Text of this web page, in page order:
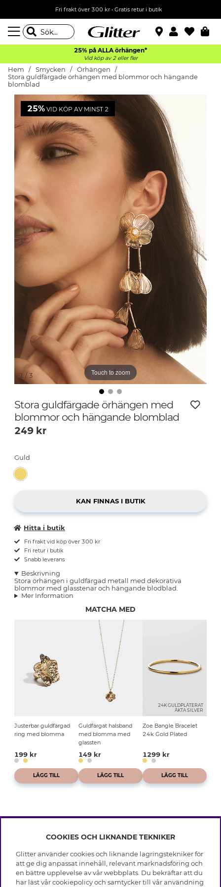
Fri frakt över 300 kr• Gratis retur i butik
25% på ALLA örhängen*
Vid köp av 2 eller fler
Hem Smycken
Örhängen
Stora guldfärgade örhängen med blommor och hängande
blomblad
25% VID KÖP AV MINST 2
Touch to zoom
1 / 3
Stora guldfärgade örhängen med
blommor och hängande blomblad
249 kr
Guld
Hitta i butik
Fri frakt vid köp över 300 kr
Fri retur i butik
Snabb leverans
Beskrivning
Stora örhängen i guldfärgad metall med dekorativa
blommor med glasstenar och hängande blodblad.
Mer Information
MATCHA MED
Justerbar guldfärgad
ring med blomma
199 kr
LÄGG TILL
Guldfärgat halsband
med blomma med
glassten
149 kr
LÄGG TILL
24K GULDPLÄTERAT
ÄKTA SILVER
Zoe Bangle Bracelet
24k Gold Plated
1299 kr
LÄGG TILL
INFO
Leverans
Villkor
Integritetspolicy
OM GLITTER
Black Friday
COOKIES OCH LIKNANDE TEKNIKER
Glitter använder cookies och liknande lagringstekniker för
att ge dig anpassat innehåll, relevant marknadsföring och
en bättre upplevelse av vår webbplats. Du bekräftar att du
har läst vår cookiepolicy och samtycker till vår användning